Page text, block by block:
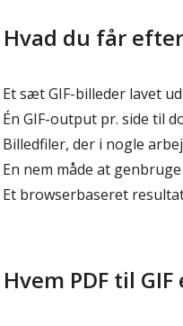
Hvad du får
Et sæt GIF-billeder lavet
Én GIF-output pr. side til
Billedfiler, der i nogle
En nem måde at
Et browserbaseret
Hvem PDF til